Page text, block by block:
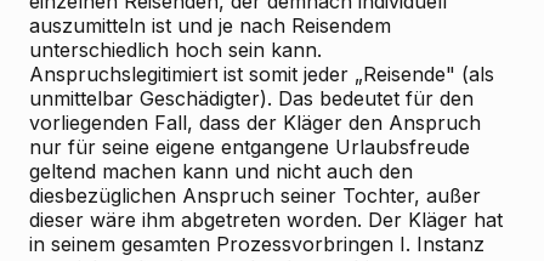
auszumitteln ist und je nach Reisendem
unterschiedlich hoch sein kann.
Anspruchslegitimiert ist somit jeder „Reisende" (als
unmittelbar Geschädigter). Das bedeutet für den
vorliegenden Fall, dass der Kläger den Anspruch
nur für seine eigene entgangene Urlaubsfreude
geltend machen kann und nicht auch den
diesbezüglichen Anspruch seiner Tochter, außer
dieser wäre ihm abgetreten worden. Der Kläger hat
in seinem gesamten Prozessvorbringen I. Instanz